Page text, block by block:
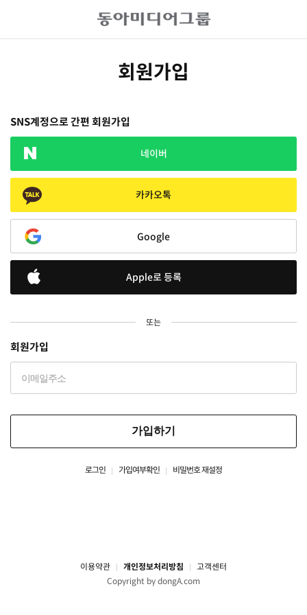
회원가입
SNS계정으로 간편 회원가입
네이버
카카오톡
Google
Apple로 등록
또는
회원가입
가입하기
로그인 가입여부확인 비밀번호 재설정
이용약관 개인정보처리방침
고객센터
Copyright by dongA.com